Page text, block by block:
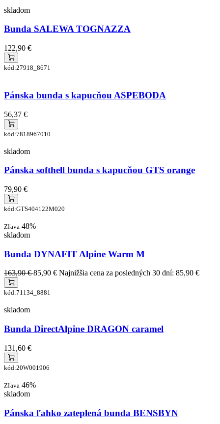
skladom
Bunda SALEWA TOGNAZZA
122,90 €
kód:27918_8671
Pánska bunda s kapucňou ASPEBODA
56,37 €
kód:7818967010
skladom
Pánska softhell bunda s kapucňou GTS orange
79,90 €
kód:GTS404122M020
Zľava 48%
skladom
Bunda DYNAFIT Alpine Warm M
163,90 €85,90 € Najnižšia cena za posledných 30 dní: 85,90 €
kód:71134_8881
skladom
Bunda DirectAlpine DRAGON caramel
131,60 €
kód:20W001906
Zľava 46%
skladom
Pánska ľahko zateplená bunda BENSBYN